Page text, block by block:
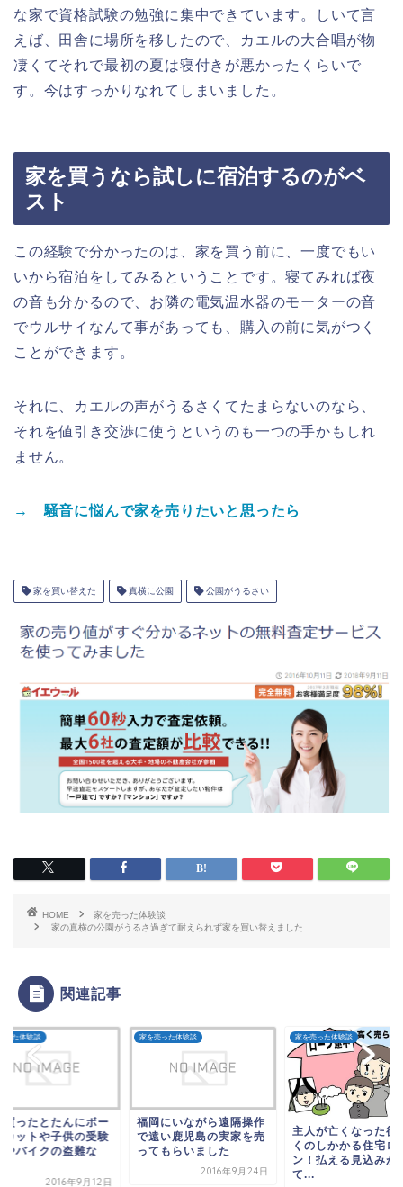
な家で資格試験の勉強に集中できています。しいて言
えば、田舎に場所を移したので、カエルの大合唱が物
凄くてそれで最初の夏は寝付きが悪かったくらいで
す。今はすっかりなれてしまいました。
家を買うなら試しに宿泊するのがベ
スト
この経験で分かったのは、家を買う前に、一度でもい
いから宿泊をしてみるということです。寝てみれば夜
の音も分かるので、お隣の電気温水器のモーターの音
でウルサイなんて事があっても、購入の前に気がつく
ことができます。
それに、カエルの声がうるさくてたまらないのなら、
それを値引き交渉に使うというのも一つの手かもしれ
ません。
→ 騒音に悩んで家を売りたいと思ったら
家を買い替えた 真横に公園 公園がうるさい
HOME
家を売った体験談
家の真横の公園がうるさ過ぎて耐えられず家を買い替えました
関連記事
った体験談
買ったとたんにボー
カットや子供の受験
やバイクの盗難な
2016年9月12日
家を売った体験談
福岡にいながら遠隔操作
で遠い鹿児島の実家を売
ってもらいました
2016年9月24日
家を売った体験談
主人が亡くなった後
くのしかかる住宅ロ
ン！払える見込みが
て...